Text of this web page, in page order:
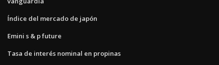
Índice del mercado de japón
Emini s & p future
Tasa de interés nominal en propinas